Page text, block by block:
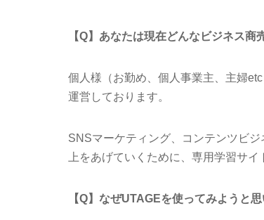
【Q】あなたは現在どんなビジネス商
個人様（お勤め、個人事業主、主婦
運営しております。
SNSマーケティング、コンテンツビ
上をあげていくために、専用学習サ
【Q】なぜUTAGEを使ってみようと